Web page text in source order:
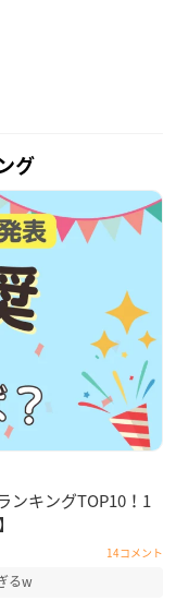
グ
ンキングTOP10！1
14コメント
るw